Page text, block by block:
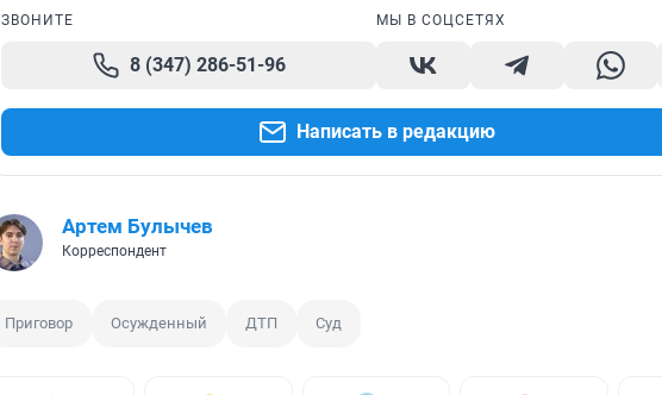
ЗВОНИТЕ
8 (347) 286-51-96
МЫ В СОЦСЕТЯХ
Написать в редакцию
Артем Булычев
Корреспондент
Приговор Осужденный ДТП Суд